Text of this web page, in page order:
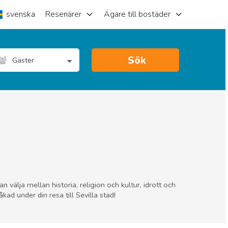
svenska Resenärer Ägare till bostäder
Gäster Sök
välja mellan historia, religion och kultur, idrott och
under din resa till Sevilla stad!